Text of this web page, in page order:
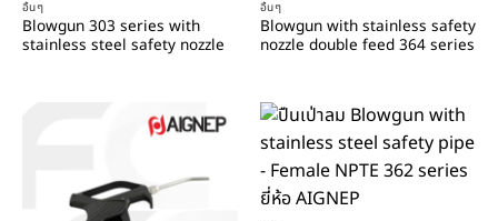
อื่นๆ
Blowgun 303 series with
stainless steel safety nozzle
อื่นๆ
Blowgun with stainless safety
nozzle double feed 364 series